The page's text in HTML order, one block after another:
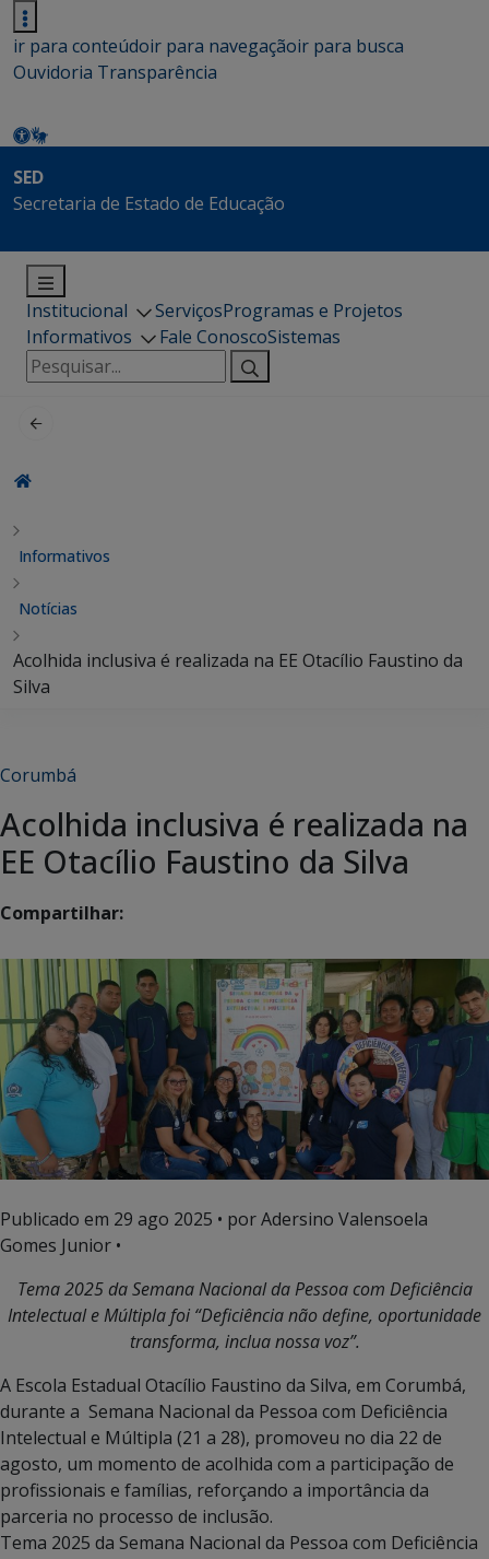
ir para conteúdoir para navegaçãoir para busca
Ouvidoria Transparência
SED
Secretaria de Estado de Educação
Institucional ServiçosProgramas e Projetos
Informativos
Fale ConoscoSistemas
Pesquisar
por:
Informativos
Notícias
Acolhida inclusiva é realizada na EE Otacílio Faustino da
Silva
Corumbá
Acolhida inclusiva é realizada na
EE Otacílio Faustino da Silva
Compartilhar:
Publicado em 29 ago 2025 • por Adersino Valensoela
Gomes Junior •
Tema 2025 da Semana Nacional da Pessoa com Deficiência
Intelectual e Múltipla foi “Deficiência não define, oportunidade
transforma, inclua nossa voz”.
A Escola Estadual Otacílio Faustino da Silva, em Corumbá,
durante a Semana Nacional da Pessoa com Deficiência
Intelectual e Múltipla (21 a 28), promoveu no dia 22 de
agosto, um momento de acolhida com a participação de
profissionais e famílias, reforçando a importância da
parceria no processo de inclusão.
Tema 2025 da Semana Nacional da Pessoa com Deficiência